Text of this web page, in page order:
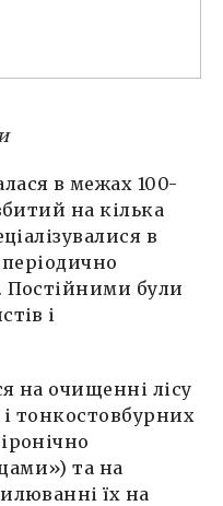
в межах 100-
на кілька
в
Постійними були
і
на очищенні лісу
тонкостовбурних
та на
їх на